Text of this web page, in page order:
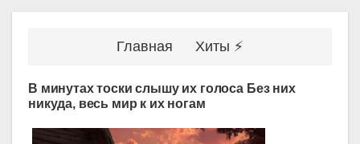
Главная Хиты ⚡
В минутах тоски слышу их голоса Без них
никуда, весь мир к их ногам